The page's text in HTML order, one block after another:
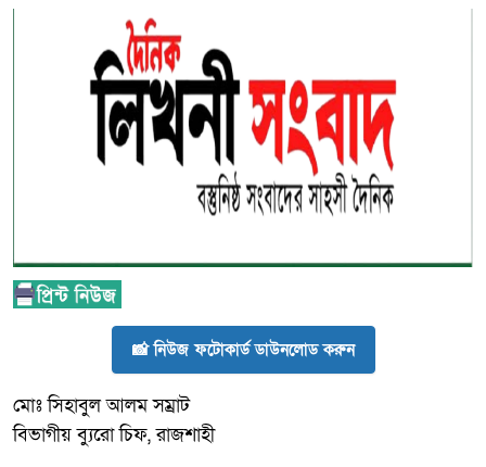
📸 নিউজ ফটোকার্ড ডাউনলোড করুন
মোঃ সিহাবুল আলম সম্রাট
বিভাগীয় ব্যুরো চিফ, রাজশাহী